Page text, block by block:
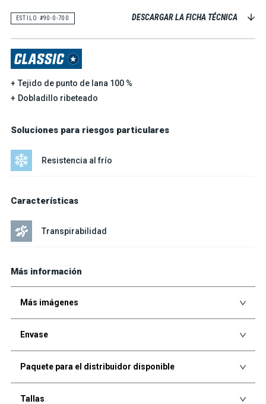
ESTILO #90-0-700 DESCARGAR LA FICHA TÉCNICA
Tejido de punto de lana 100 %
Dobladillo ribeteado
Soluciones para riesgos particulares
Resistencia al frío
Características
Transpirabilidad
Más información
Más imágenes
Envase
Paquete para el distribuidor disponible
Tallas